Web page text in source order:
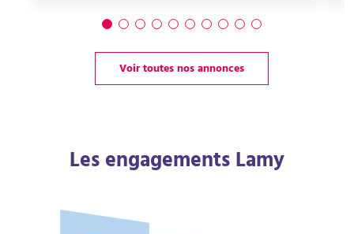
Voir toutes nos annonces
Les engagements Lamy